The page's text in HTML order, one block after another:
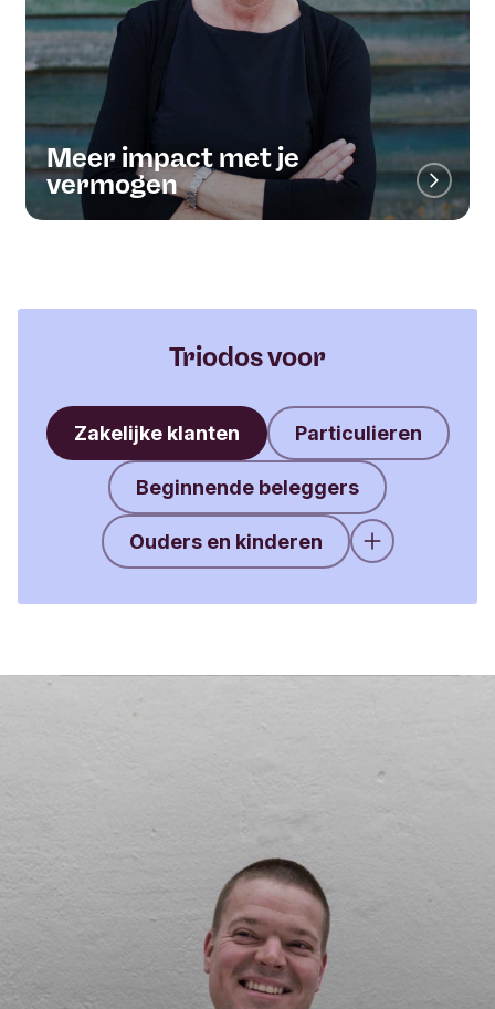
Meer impact met je
vermogen
Triodos voor
Zakelijke klanten Particulieren
Beginnende beleggers
Ouders en kinderen
Meer